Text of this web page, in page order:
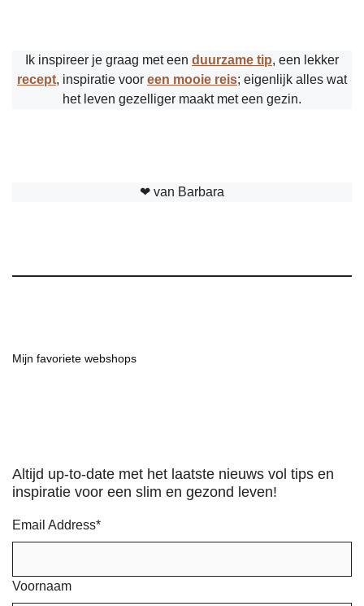
Ik inspireer je graag met een duurzame tip, een lekker
recept, inspiratie voor een mooie reis; eigenlijk alles wat
het leven gezelliger maakt met een gezin.
❤︎ van Barbara
Mijn favoriete webshops
Altijd up-to-date met het laatste nieuws vol tips en
inspiratie voor een slim en gezond leven!
Email Address*
Voornaam